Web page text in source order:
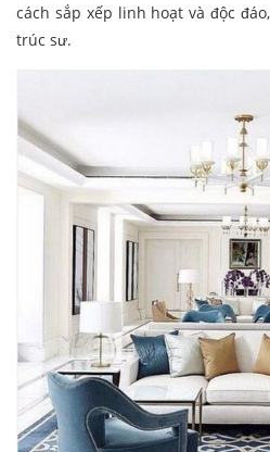
cách sắp xếp linh hoạt và độc
trúc sư.